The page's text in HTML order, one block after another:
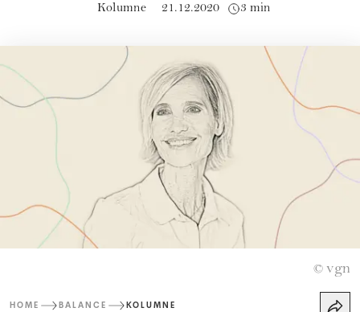
Kolumne 21.12.2020 3 min
© vgn
HOME BALANCE KOLUMNE